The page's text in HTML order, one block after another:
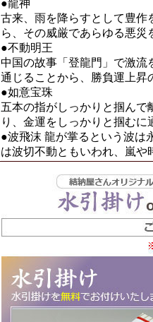
●龍神
古来、雨を降らすとして豊作
ら、その威厳であらゆる悪災
●不動明王
中国の故事「登龍門」で激流
通じることから、勝負運上昇
●如意宝珠
五本の指がしっかりと掴ん
り、金運をしっかりと掴むに
●波飛沫 龍が掌るという波は
は波切不動ともいわれ、嵐や